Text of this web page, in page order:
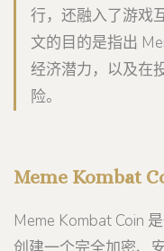
行，还融入了游戏
文的目的是指出
经济潜力，以及在
险。
Meme Kombat
Meme Kombat Coin